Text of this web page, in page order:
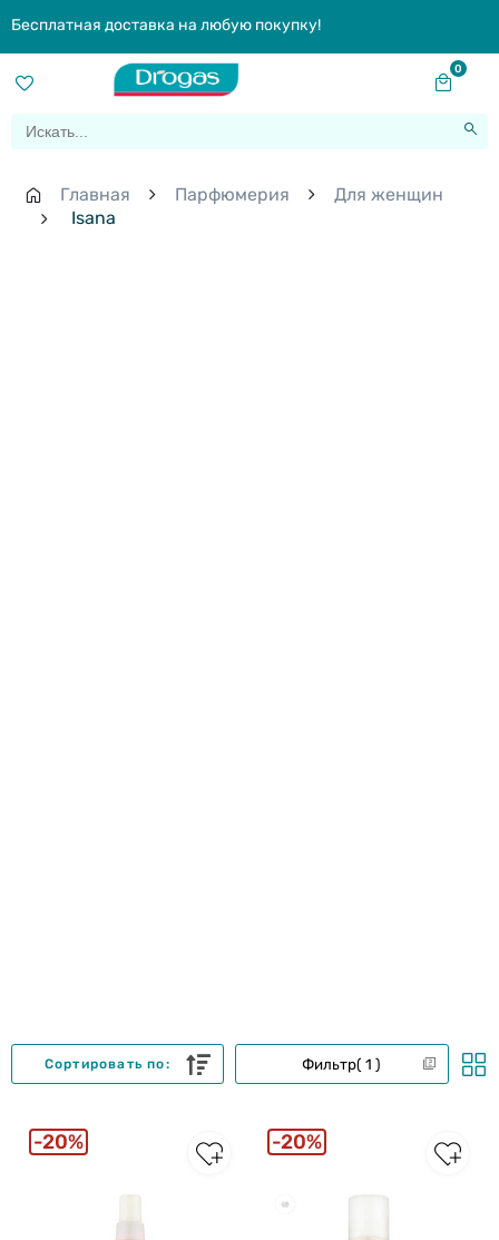
Бесплатная доставка на любую покупку!
0
Главная Парфюмерия
Для женщин
Isana
Фильтр 1
Сортировать по:
20% 20%